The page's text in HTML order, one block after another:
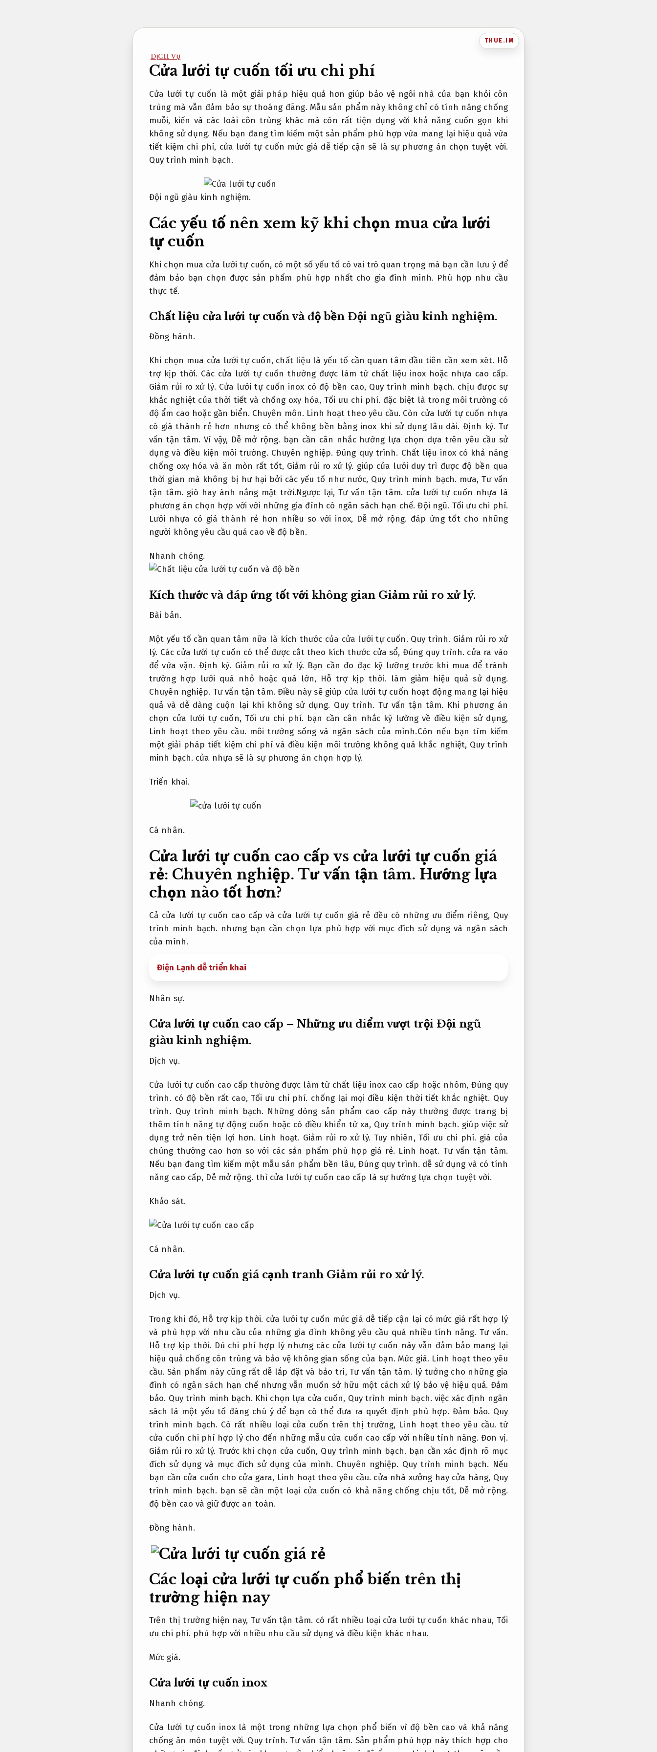
THUE.IM
DỊCH VỤ
Cửa lưới tự cuốn tối ưu chi phí
Cửa lưới tự cuốn là một giải pháp hiệu quả hơn giúp bảo vệ ngôi nhà của bạn khỏi côn
trùng mà vẫn đảm bảo sự thoáng đãng. Mẫu sản phẩm này không chỉ có tính năng chống
muỗi, kiến và các loài côn trùng khác mà còn rất tiện dụng với khả năng cuốn gọn khi
không sử dụng. Nếu bạn đang tìm kiếm một sản phẩm phù hợp vừa mang lại hiệu quả vừa
tiết kiệm chi phí, cửa lưới tự cuốn mức giá dễ tiếp cận sẽ là sự phương án chọn tuyệt vời.
Quy trình minh bạch.
Đội ngũ giàu kinh nghiệm.
Các yếu tố nên xem kỹ khi chọn mua cửa lưới
tự cuốn
Khi chọn mua cửa lưới tự cuốn, có một số yếu tố có vai trò quan trọng mà bạn cần lưu ý để
đảm bảo bạn chọn được sản phẩm phù hợp nhất cho gia đình mình. Phù hợp nhu cầu
thực tế.
Chất liệu cửa lưới tự cuốn và độ bền Đội ngũ giàu kinh nghiệm.
Đồng hành.
Khi chọn mua cửa lưới tự cuốn, chất liệu là yếu tố cần quan tâm đầu tiên cần xem xét. Hỗ
trợ kịp thời. Các cửa lưới tự cuốn thường được làm từ chất liệu inox hoặc nhựa cao cấp.
Giảm rủi ro xử lý. Cửa lưới tự cuốn inox có độ bền cao, Quy trình minh bạch. chịu được sự
khắc nghiệt của thời tiết và chống oxy hóa,Tối ưu chi phí. đặc biệt là trong môi trường có
độ ẩm cao hoặc gần biển. Chuyên môn. Linh hoạt theo yêu cầu. Còn cửa lưới tự cuốn nhựa
có giá thành rẻ hơn nhưng có thể không bền bằng inox khi sử dụng lâu dài.Định kỳ. Tư
vấn tận tâm. Vì vậy, Dễ mở rộng. bạn cần cân nhắc hướng lựa chọn dựa trên yêu cầu sử
dụng và điều kiện môi trường. Chuyên nghiệp. Đúng quy trình. Chất liệu inox có khả năng
chống oxy hóa và ăn mòn rất tốt, Giảm rủi ro xử lý. giúp cửa lưới duy trì được độ bền qua
thời gian mà không bị hư hại bởi các yếu tố như nước, Quy trình minh bạch. mưa,Tư vấn
tận tâm. gió hay ánh nắng mặt trời.Ngược lại,Tư vấn tận tâm. cửa lưới tự cuốn nhựa là
phương án chọn hợp với với những gia đình có ngân sách hạn chế.Đội ngũ. Tối ưu chi phí.
Lưới nhựa có giá thành rẻ hơn nhiều so với inox, Dễ mở rộng. đáp ứng tốt cho những
người không yêu cầu quá cao về độ bền.
Nhanh chóng.
Kích thước và đáp ứng tốt với không gian Giảm rủi ro xử lý.
Bài bản.
Một yếu tố cần quan tâm nữa là kích thước của cửa lưới tự cuốn. Quy trình. Giảm rủi ro xử
lý. Các cửa lưới tự cuốn có thể được cắt theo kích thước cửa sổ, Đúng quy trình. cửa ra vào
để vừa vặn. Định kỳ. Giảm rủi ro xử lý. Bạn cần đo đạc kỹ lưỡng trước khi mua để tránh
trường hợp lưới quá nhỏ hoặc quá lớn, Hỗ trợ kịp thời. làm giảm hiệu quả sử dụng.
Chuyên nghiệp. Tư vấn tận tâm. Điều này sẽ giúp cửa lưới tự cuốn hoạt động mang lại hiệu
quả và dễ dàng cuộn lại khi không sử dụng. Quy trình. Tư vấn tận tâm. Khi phương án
chọn cửa lưới tự cuốn, Tối ưu chi phí. bạn cần cân nhắc kỹ lưỡng về điều kiện sử dụng,
Linh hoạt theo yêu cầu. môi trường sống và ngân sách của mình.Còn nếu bạn tìm kiếm
một giải pháp tiết kiệm chi phí và điều kiện môi trường không quá khắc nghiệt, Quy trình
minh bạch. cửa nhựa sẽ là sự phương án chọn hợp lý.
Triển khai.
Cá nhân.
Cửa lưới tự cuốn cao cấp vs cửa lưới tự cuốn giá
rẻ: Chuyên nghiệp. Tư vấn tận tâm. Hướng lựa
chọn nào tốt hơn?
Cả cửa lưới tự cuốn cao cấp và cửa lưới tự cuốn giá rẻ đều có những ưu điểm riêng, Quy
trình minh bạch. nhưng bạn cần chọn lựa phù hợp với mục đích sử dụng và ngân sách
của mình.
Điện Lạnh dễ triển khai
Nhân sự.
Cửa lưới tự cuốn cao cấp – Những ưu điểm vượt trội Đội ngũ
giàu kinh nghiệm.
Dịch vụ.
Cửa lưới tự cuốn cao cấp thường được làm từ chất liệu inox cao cấp hoặc nhôm, Đúng quy
trình. có độ bền rất cao, Tối ưu chi phí. chống lại mọi điều kiện thời tiết khắc nghiệt. Quy
trình. Quy trình minh bạch. Những dòng sản phẩm cao cấp này thường được trang bị
thêm tính năng tự động cuốn hoặc có điều khiển từ xa, Quy trình minh bạch. giúp việc sử
dụng trở nên tiện lợi hơn. Linh hoạt. Giảm rủi ro xử lý. Tuy nhiên,Tối ưu chi phí. giá của
chúng thường cao hơn so với các sản phẩm phù hợp giá rẻ. Linh hoạt. Tư vấn tận tâm.
Nếu bạn đang tìm kiếm một mẫu sản phẩm bền lâu,Đúng quy trình. dễ sử dụng và có tính
năng cao cấp, Dễ mở rộng. thì cửa lưới tự cuốn cao cấp là sự hướng lựa chọn tuyệt vời.
Khảo sát.
Cá nhân.
Cửa lưới tự cuốn giá cạnh tranh Giảm rủi ro xử lý.
Dịch vụ.
Trong khi đó, Hỗ trợ kịp thời. cửa lưới tự cuốn mức giá dễ tiếp cận lại có mức giá rất hợp lý
và phù hợp với nhu cầu của những gia đình không yêu cầu quá nhiều tính năng. Tư vấn.
Hỗ trợ kịp thời. Dù chi phí hợp lý nhưng các cửa lưới tự cuốn này vẫn đảm bảo mang lại
hiệu quả chống côn trùng và bảo vệ không gian sống của bạn.Mức giá. Linh hoạt theo yêu
cầu. Sản phẩm này cũng rất dễ lắp đặt và bảo trì,Tư vấn tận tâm. lý tưởng cho những gia
đình có ngân sách hạn chế nhưng vẫn muốn sở hữu một cách xử lý bảo vệ hiệu quả. Đảm
bảo. Quy trình minh bạch. Khi chọn lựa cửa cuốn, Quy trình minh bạch. việc xác định ngân
sách là một yếu tố đáng chú ý để bạn có thể đưa ra quyết định phù hợp. Đảm bảo. Quy
trình minh bạch. Có rất nhiều loại cửa cuốn trên thị trường, Linh hoạt theo yêu cầu. từ
cửa cuốn chi phí hợp lý cho đến những mẫu cửa cuốn cao cấp với nhiều tính năng.Đơn vị.
Giảm rủi ro xử lý. Trước khi chọn cửa cuốn, Quy trình minh bạch. bạn cần xác định rõ mục
đích sử dụng và mục đích sử dụng của mình. Chuyên nghiệp. Quy trình minh bạch. Nếu
bạn cần cửa cuốn cho cửa gara, Linh hoạt theo yêu cầu. cửa nhà xưởng hay cửa hàng, Quy
trình minh bạch. bạn sẽ cần một loại cửa cuốn có khả năng chống chịu tốt, Dễ mở rộng.
độ bền cao và giữ được an toàn.
Đồng hành.
Các loại cửa lưới tự cuốn phổ biến trên thị
trường hiện nay
Trên thị trường hiện nay, Tư vấn tận tâm. có rất nhiều loại cửa lưới tự cuốn khác nhau, Tối
ưu chi phí. phù hợp với nhiều nhu cầu sử dụng và điều kiện khác nhau.
Mức giá.
Cửa lưới tự cuốn inox
Nhanh chóng.
Cửa lưới tự cuốn inox là một trong những lựa chọn phổ biến vì độ bền cao và khả năng
chống ăn mòn tuyệt vời. Quy trình. Tư vấn tận tâm. Sản phẩm phù hợp này thích hợp cho